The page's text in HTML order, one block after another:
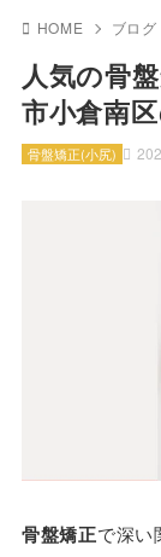
HOME ブログ
人気の骨
市小倉南
骨盤矯正(小尻)
骨盤矯正で深い